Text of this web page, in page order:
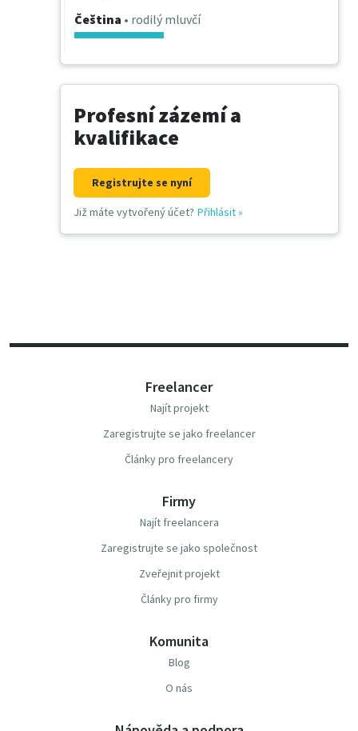
Čeština • rodilý mluvčí
Profesní zázemí a
kvalifikace
Registrujte se nyní
Již máte vytvořený účet? Přihlásit»
Freelancer
Najít projekt
Zaregistrujte se jako freelancer
Články pro freelancery
Firmy
Najít freelancera
Zaregistrujte se jako společnost
Zveřejnit projekt
Články pro firmy
Komunita
Blog
O nás